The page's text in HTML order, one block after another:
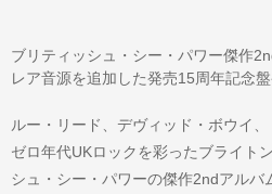
ブリティッシュ・シー・パワー傑作
レア音源を追加した発売15周年記念
ルー・リード、デヴィッド・ボウイ、
ゼロ年代UKロックを彩ったブライト
シュ・シー・パワーの傑作2ndアルバ